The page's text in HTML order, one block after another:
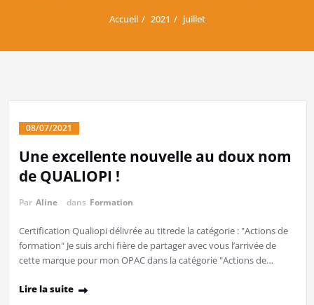
Accueil 2021 juillet
08/07/2021
Une excellente nouvelle au doux nom
de QUALIOPI !
Par Aline dans Formation
​Certification Qualiopi délivrée au titrede la catégorie : "Actions de
formation" Je suis archi fière de partager avec vous l’arrivée de
cette marque pour mon OPAC dans la catégorie "Actions de…
Lire la suite